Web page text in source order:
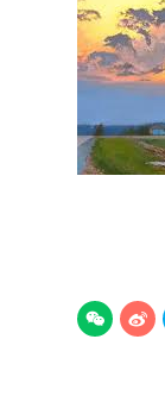
 